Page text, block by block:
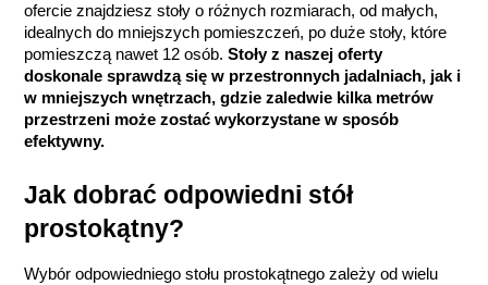
ofercie znajdziesz stoły o różnych rozmiarach, od małych,
idealnych do mniejszych pomieszczeń, po duże stoły, które
pomieszczą nawet 12 osób. Stoły z naszej oferty
doskonale sprawdzą się w przestronnych jadalniach, jak i
w mniejszych wnętrzach, gdzie zaledwie kilka metrów
przestrzeni może zostać wykorzystane w sposób
efektywny.
Jak dobrać odpowiedni stół
prostokątny?
Wybór odpowiedniego stołu prostokątnego zależy od wielu